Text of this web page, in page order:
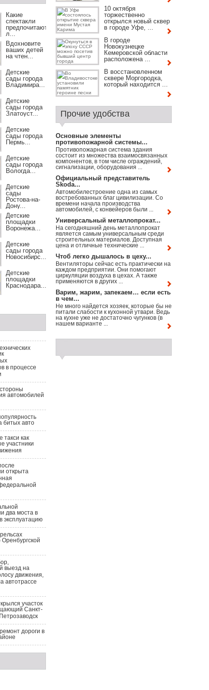
Какие
спектакли
предпочитают
л...
Вдохновите
ваших детей
на чтен...
Детские
сады города
Владимира...
Детские
сады города
Златоуст...
Детские
сады города
Пермь...
Детские
сады города
Вологда...
Детские
сады
Ростова-на-
Дону...
Детские
площадки
Воронежа...
Детские
сады города
Новосибирс...
Детские
площадки
Краснодара...
в процессе
автомобилей
битых авто
как
участники
открыта
два моста в
эксплуатацию
выезд на
движения,
автотрассе
участок
Санкт-
дороги в
10 октября
торжественно
открылся новый сквер
в городе Уфе, ...
В городе
Новокузнецке
Кемеровской области
расположена ...
В восстановленном
сквере Моргородка,
который находится ...
Прочие удобства
Основные элементы
противопожарной системы...
Противопожарная система здания
состоит из множества взаимосвязанных
компонентов, в том числе ограждений,
сигнализации, оборудования ...
Официальный представитель
Skoda...
Автомобилестроение одна из самых
востребованных благ цивилизации. Со
времени начала производства
автомобилей, с конвейеров были ...
Универсальный металлопрокат...
На сегодняшний день металлопрокат
является самым универсальным среди
строительных материалов. Доступная
цена и отличные технические ...
Чтоб легко дышалось в цеху...
Вентиляторы сейчас есть практически на
каждом предприятии. Они помогают
циркуляции воздуха в цехах. А также
применяются в других ...
Варим, жарим, запекаем… если есть
в чем...
Не много найдется хозяек, которые бы не
питали слабости к кухонной утвари. Ведь
на кухне уже не достаточно чугунков (в
нашем варианте ...